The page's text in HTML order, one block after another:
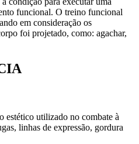
funcional. O treino funcional
em consideração os
foi projetado, como: agachar,
estético utilizado no combate à
linhas de expressão, gordura